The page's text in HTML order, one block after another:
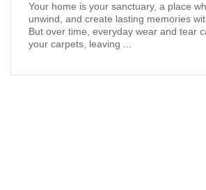
Your home is your sanctuary, a place
unwind, and create lasting memories
But over time, everyday wear and tear
your carpets, leaving ...